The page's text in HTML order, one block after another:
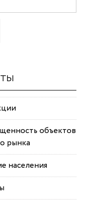
объектов
рынка
населения